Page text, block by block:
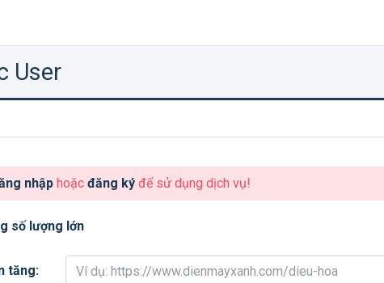
User
nhậphoặc đăng kýđể sử dụng dịch vụ!
số lượng lớn
tăng: